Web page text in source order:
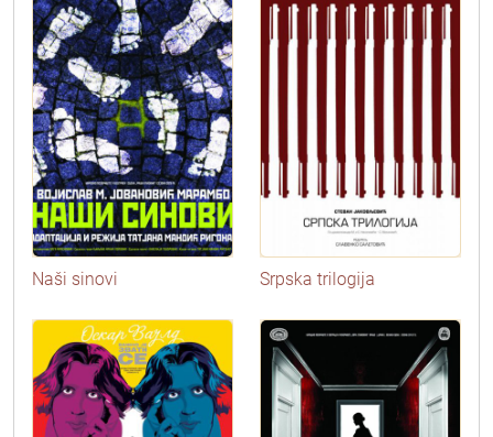
Naši sinovi Srpska trilogija